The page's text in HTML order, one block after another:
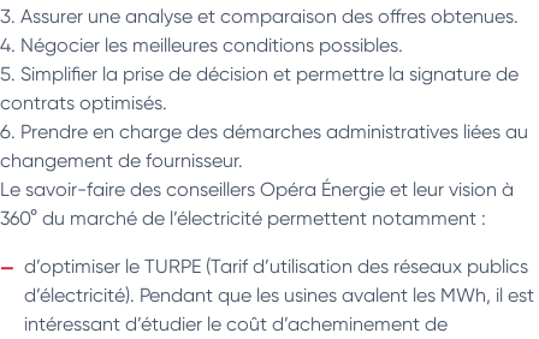
Assurer une analyse et comparaison des offres obtenues.
Négocier les meilleures conditions possibles.
Simplifier la prise de décision et permettre la signature de
contrats optimisés.
Prendre en charge des démarches administratives liées au
changement de fournisseur.
Le savoir-faire des conseillers Opéra Énergie et leur vision à
360° du marché de l’électricité permettent notamment :
d’optimiser le TURPE (Tarif d’utilisation des réseaux publics
d’électricité). Pendant que les usines avalent les MWh, il est
intéressant d’étudier le coût d’acheminement de